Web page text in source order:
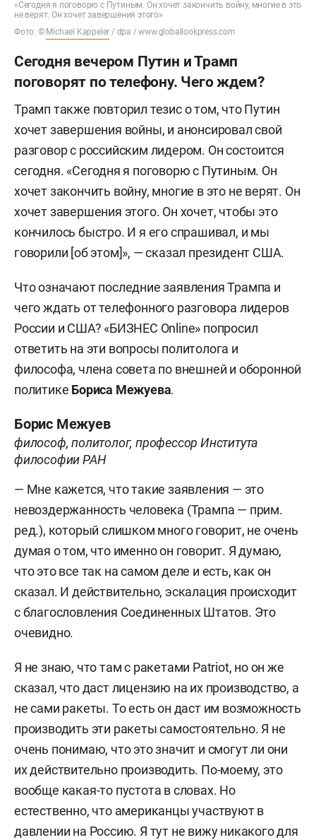
«Сегодня я поговорю с Путиным. Он хочет закончить войну, многие в это
не верят. Он хочет завершения этого»
Фото: © Michael Kappeler / dpa / www.globallookpress.com
Сегодня вечером Путин и Трамп
поговорят по телефону. Чего ждем?
Трамп также повторил тезис о том, что Путин
хочет завершения войны, и анонсировал свой
разговор с российским лидером. Он состоится
сегодня. «Сегодня я поговорю с Путиным. Он
хочет закончить войну, многие в это не верят. Он
хочет завершения этого. Он хочет, чтобы это
кончилось быстро. И я его спрашивал, и мы
говорили [об этом]», — сказал президент США.
Что означают последние заявления Трампа и
чего ждать от телефонного разговора лидеров
России и США? «БИЗНЕС Online» попросил
ответить на эти вопросы политолога и
философа, члена совета по внешней и оборонной
политике Бориса Межуева.
Борис Межуев
философ, политолог, профессор Института
философии РАН
— Мне кажется, что такие заявления — это
невоздержанность человека (Трампа — прим.
ред.), который слишком много говорит, не очень
думая о том, что именно он говорит. Я думаю,
что это все так на самом деле и есть, как он
сказал. И действительно, эскалация происходит
с благословления Соединенных Штатов. Это
очевидно.
Я не знаю, что там с ракетами Patriot, но он же
сказал, что даст лицензию на их производство, а
не сами ракеты. То есть он даст им возможность
производить эти ракеты самостоятельно. Я не
очень понимаю, что это значит и смогут ли они
их действительно производить. По-моему, это
вообще какая-то пустота в словах. Но
естественно, что американцы участвуют в
давлении на Россию. Я тут не вижу никакого для